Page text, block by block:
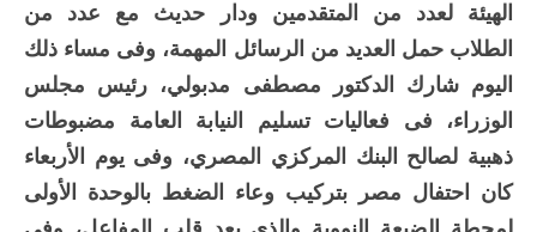
الهيئة لعدد من المتقدمين ودار حديث مع عدد من
الطلاب حمل العديد من الرسائل المهمة، وفى مساء ذلك
اليوم شارك الدكتور مصطفى مدبولي، رئيس مجلس
الوزراء، فى فعاليات تسليم النيابة العامة مضبوطات
ذهبية لصالح البنك المركزي المصري، وفى يوم الأربعاء
كان احتفال مصر بتركيب وعاء الضغط بالوحدة الأولى